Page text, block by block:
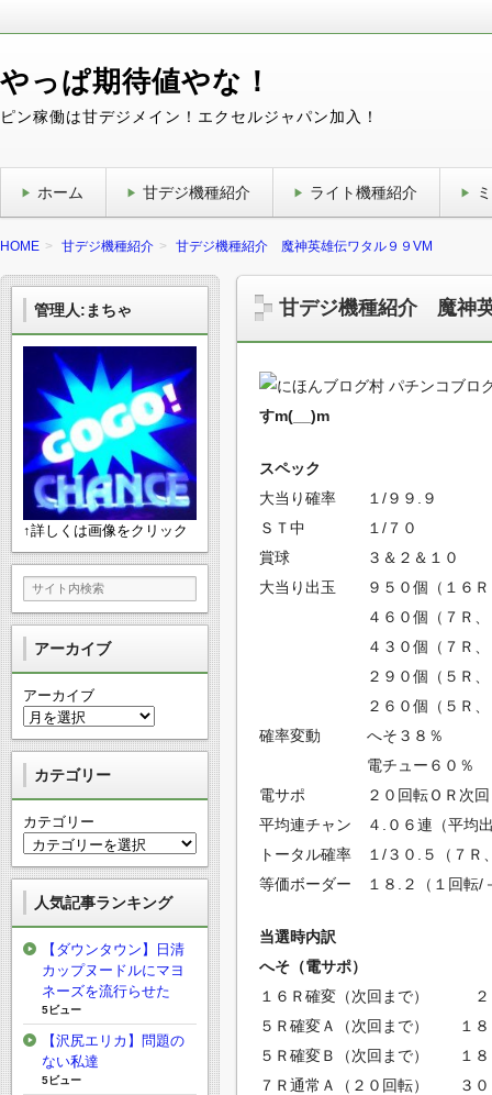
やっぱ期待値やな！
ピン稼働は甘デジメイン！エクセルジャパン加入！
ホーム 甘デジ機種紹介 ライト機種紹介
HOME 甘デジ機種紹介 甘デジ機種紹介 魔神英雄伝ワタル９９VM
甘デジ機種紹介 魔神
すm(__)m
スペック
大当り確率 １/９９.９
ＳＴ中 １/７０
賞球 ３＆２＆１０
大当り出玉 ９５０個（１６Ｒ
４６０個（７Ｒ、１
４３０個（７Ｒ、８
２９０個（５Ｒ、１
２６０個（５Ｒ、８
確率変動 へそ３８％
電チュー６０％
電サポ ２０回転ＯＲ次回
平均連チャン ４.０６連（平均
トータル確率 １/３０.５（７Ｒ
等価ボーダー １８.２（１回転/
当選時内訳
へそ（電サポ）
１６Ｒ確変（次回まで） ２
５Ｒ確変Ａ（次回まで） １８
５Ｒ確変Ｂ（次回まで） １８
７Ｒ通常Ａ（２０回転） ３０
管理人:まちゃ
↑詳しくは画像をクリック
アーカイブ
アーカイブ
カテゴリー
カテゴリー
人気記事ランキング
【ダウンタウン】日清
カップヌードルにマヨ
ネーズを流行らせた
5ビュー
【沢尻エリカ】問題の
ない私達
5ビュー